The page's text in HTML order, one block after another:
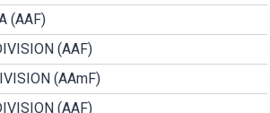
(AAF)
(AAF)
(AAmF)
(AAF)